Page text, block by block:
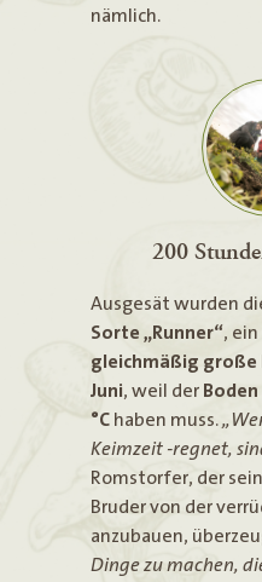
nämlich.
200
Ausgesät wurden
Sorte „Runner“,
gleichmäßig große
Juni, weil der
°Chaben muss.
Keimzeit -regnet,
Romstorfer, der
Bruder von der
anzubauen,
Dinge zu machen,